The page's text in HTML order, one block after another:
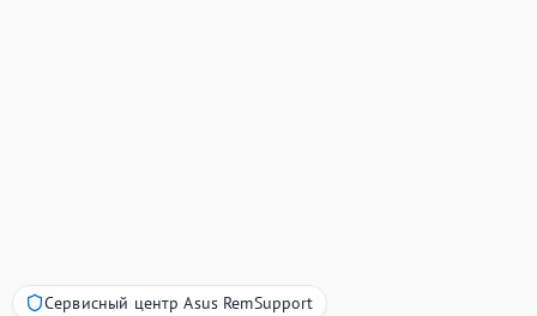
Сервисный центр Asus RemSupport